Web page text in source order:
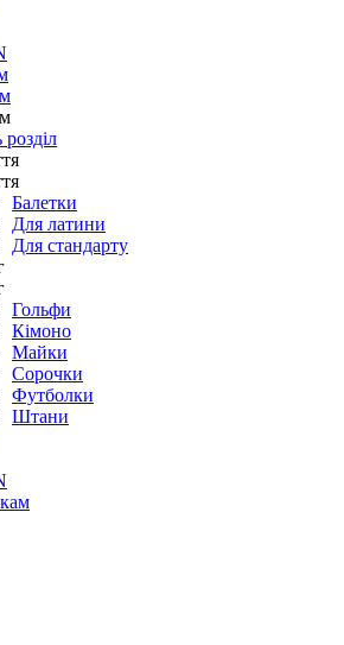
розділ
Балетки
Для латини
Для стандарту
Гольфи
Кімоно
Майки
Сорочки
Футболки
Штани